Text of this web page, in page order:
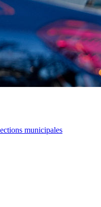
municipales